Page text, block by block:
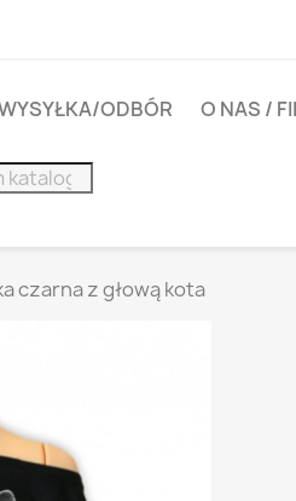
ODBÓR O NAS /
czarna z głową kota